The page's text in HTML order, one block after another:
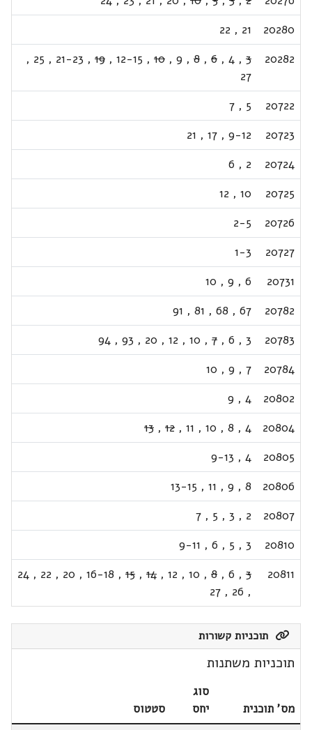
20280
21
,
22
20282
3
,
4
,
6
,
8
,
9
,
10
,
12-15
,
19
,
21-23
,
25
,
27
20722
5
,
7
20723
9-12
,
17
,
21
20724
2
,
6
20725
10
,
12
20726
2-5
20727
1-3
20731
6
,
9
,
10
20782
67
,
68
,
81
,
91
20783
3
,
6
,
7
,
10
,
12
,
20
,
93
,
94
20784
7
,
9
,
10
20802
4
,
9
20804
4
,
8
,
10
,
11
,
12
,
13
20805
4
,
9-13
20806
8
,
9
,
11
,
13-15
20807
2
,
3
,
5
,
7
20810
3
,
5
,
6
,
9-11
20811
3
,
6
,
8
,
10
,
12
,
14
,
15
,
16-18
,
20
,
22
,
24
,
26
,
27
תוכניות קשורות
תוכניות משתנות
מס' תוכנית
סוג
יחס
סטטוס